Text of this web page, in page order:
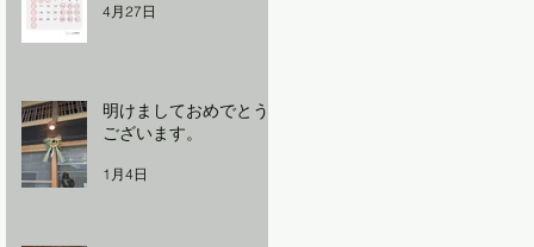
4月27日
明けましておめでとう
ございます。
1月4日